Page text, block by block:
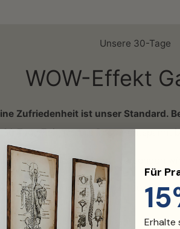
Unsere 30-Tage
WOW-Effekt
Zufriedenheit ist unser Standard.
Tage Zeit, unsere Poster entspannt
Innerhalb Deutschlands versenden
zurück!Wenn du nicht zu 100 %
Für
Erhalte